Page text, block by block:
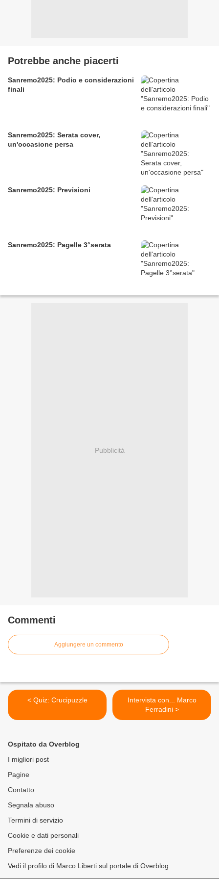
Potrebbe anche piacerti
Sanremo2025: Podio e considerazioni
finali
Sanremo2025: Serata cover,
un'occasione persa
Sanremo2025: Previsioni
Sanremo2025: Pagelle 3°serata
Pubblicità
Commenti
Aggiungere un commento
< Quiz: Crucipuzzle
Intervista con... Marco
Ferradini >
Ospitato da Overblog
I migliori post
Pagine
Contatto
Segnala abuso
Termini di servizio
Cookie e dati personali
Preferenze dei cookie
Vedi il profilo di Marco Liberti sul portale di Overblog